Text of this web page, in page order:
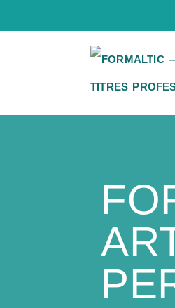
TITRES